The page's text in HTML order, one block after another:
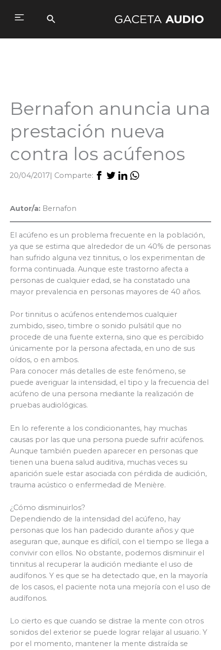
Buscar
Bernafon anuncia una
prestación nueva
contra los acúfenos
20/04/2017| Comparte:
Autor/a: Bernafon
El acúfeno es un problema frecuente en la población,
ya que se estima que alrededor de un 40% de personas
han sufrido alguna vez tinnitus, o los experimentan de
forma continuada. Aunque este trastorno afecta a
personas de cualquier edad, se ha constatado una
mayor prevalencia en personas mayores de 40 años.
Por tinnitus o acúfenos entendemos cualquier
zumbido, siseo, timbre o sonido pulsátil que no
procede de una fuente externa, sino que es percibido
únicamente por la persona afectada, en uno de sus
oídos, o en ambos.
Para conocer más detalles de este fenómeno, se
puede averiguar la intensidad, el tipo y la frecuencia del
acúfeno de una persona mediante la realización de
pruebas audiológicas.
En lo referente a los condicionantes, hay muchas
causas por las que una persona puede sufrir acúfenos.
Aunque también pueden aparecer en personas que
tienen una buena salud auditiva, muchas veces su
aparición suele estar asociada con pérdida de audición,
trauma acústico o enfermedad de Menière.
¿Cómo disminuirlos?
Dependiendo de la intensidad del acúfeno, hay
personas que los han padecido durante años y que
aseguran que, aunque es difícil, con el tiempo se llega a
convivir con ellos. No obstante, podemos disminuir el
tinnitus al recuperar la audición mediante el uso de
audífonos. Y es que se ha detectado que, en la mayoría
de los casos, el paciente nota una mejoría con el uso de
audífonos.
Lo cierto es que cuando se distrae la mente con otros
sonidos del exterior se puede lograr relajar al usuario. Y
por el momento, mantener la mente distraída se